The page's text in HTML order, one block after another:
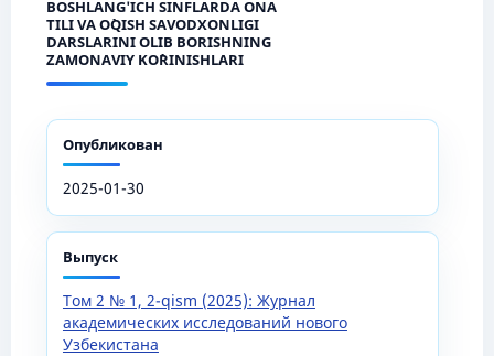
BOSHLANG'ICH SINFLARDA ONA
TILI VA O`QISH SAVODXONLIGI
DARSLARINI OLIB BORISHNING
ZAMONAVIY KO`RINISHLARI
Опубликован
2025-01-30
Выпуск
Том 2 № 1, 2-qism (2025): Журнал
академических исследований нового
Узбекистана